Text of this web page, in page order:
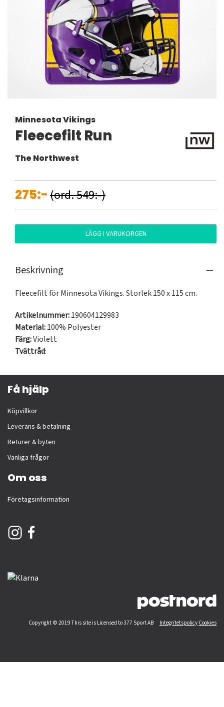
Minnesota Vikings
Fleecefilt Run
The Northwest
275:-(ord. 549:-)
LÄGG I VARUKORGEN
Beskrivning
Fleecefilt för Minnesota Vikings. Storlek 150 x 115 cm.
Artikelnummer:190604129983
Material:100% Polyester
Färg:Violett
Tvättråd:
Få hjälp
Köpvillkor
Leverans & betalning
Returer & byten
Vanliga frågor
Om oss
Företagsinformation
Copyright © 2019 This site is Licensed to 377 Sport AB Integritetspolicy Cookies